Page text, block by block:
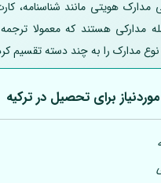
هویتی مانند شناسنامه،
مدارکی هستند که معمولا
مدارک را به چند دسته تقسیم
برای تحصیل در ترکیه